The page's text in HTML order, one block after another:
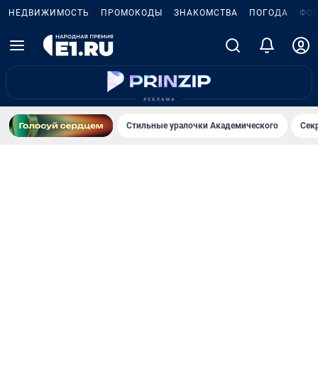
НЕДВИЖИМОСТЬ ПРОМОКОДЫ ЗНАКОМСТВА ПОГОДА
Стильные уралочки Академического